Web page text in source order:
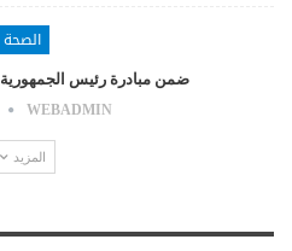
الصحة
ضمن مبادرة رئيس الجمهورية ١٠٠ يوم صحة “حياة…
WEBADMIN
المزيد